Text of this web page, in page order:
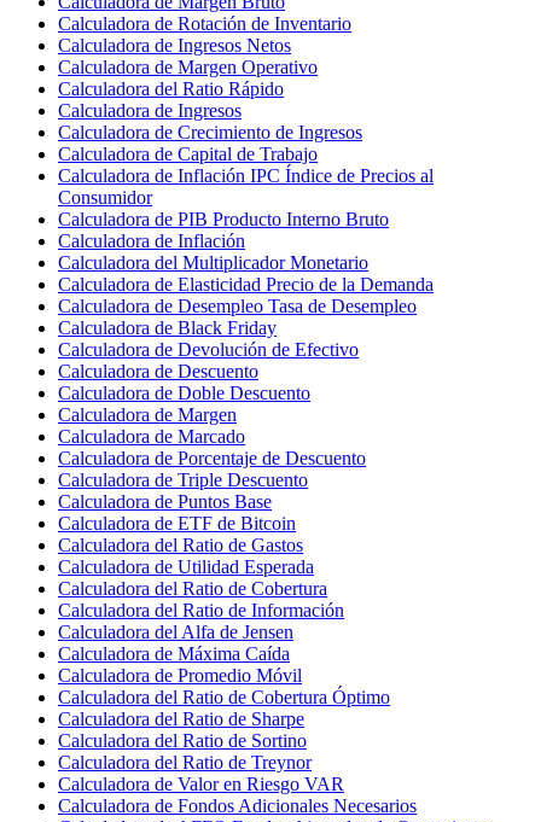
Calculadora de Rotación de Inventario
Calculadora de Ingresos Netos
Calculadora de Margen Operativo
Calculadora del Ratio Rápido
Calculadora de Ingresos
Calculadora de Crecimiento de Ingresos
Calculadora de Capital de Trabajo
Calculadora de Inflación IPC Índice de Precios al
Consumidor
Calculadora de PIB Producto Interno Bruto
Calculadora de Inflación
Calculadora del Multiplicador Monetario
Calculadora de Elasticidad Precio de la Demanda
Calculadora de Desempleo Tasa de Desempleo
Calculadora de Black Friday
Calculadora de Devolución de Efectivo
Calculadora de Descuento
Calculadora de Doble Descuento
Calculadora de Margen
Calculadora de Marcado
Calculadora de Porcentaje de Descuento
Calculadora de Triple Descuento
Calculadora de Puntos Base
Calculadora de ETF de Bitcoin
Calculadora del Ratio de Gastos
Calculadora de Utilidad Esperada
Calculadora del Ratio de Cobertura
Calculadora del Ratio de Información
Calculadora del Alfa de Jensen
Calculadora de Máxima Caída
Calculadora de Promedio Móvil
Calculadora del Ratio de Cobertura Óptimo
Calculadora del Ratio de Sharpe
Calculadora del Ratio de Sortino
Calculadora del Ratio de Treynor
Calculadora de Valor en Riesgo VAR
Calculadora de Fondos Adicionales Necesarios